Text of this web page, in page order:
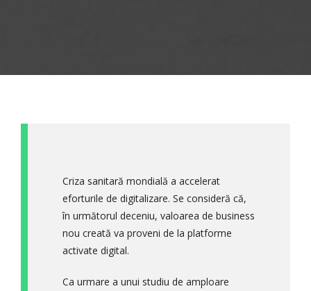
Criza sanitară mondială a accelerat
eforturile de digitalizare. Se consideră că,
în următorul deceniu, valoarea de business
nou creată va proveni de la platforme
activate digital.
Ca urmare a unui studiu de amploare